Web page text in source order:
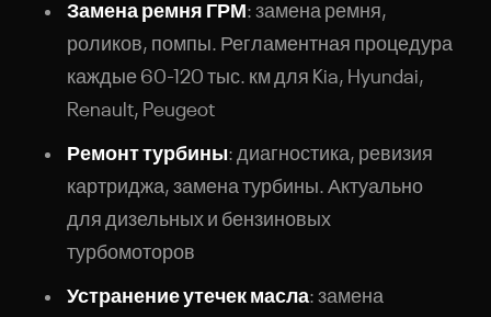
Замена ремня ГРМ : замена ремня,
роликов, помпы. Регламентная процедура
каждые 60-120 тыс. км для Kia, Hyundai,
Renault, Peugeot
Ремонт турбины: диагностика, ревизия
картриджа, замена турбины. Актуально
для дизельных и бензиновых
турбомоторов
Устранение утечек масла: замена